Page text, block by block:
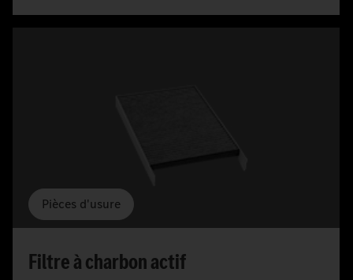
Pièces d'usure
Filtre à charbon actif